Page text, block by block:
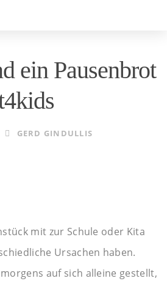
ein Pausenbrot
GERD GINDULLIS
mit zur Schule oder Kita
Ursachen haben.
auf sich alleine gestellt,